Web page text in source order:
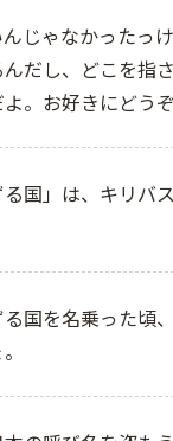
じゃなかったっ
だし、どこを指
。お好きにどう
国」は、キリバ
国を名乗った頃